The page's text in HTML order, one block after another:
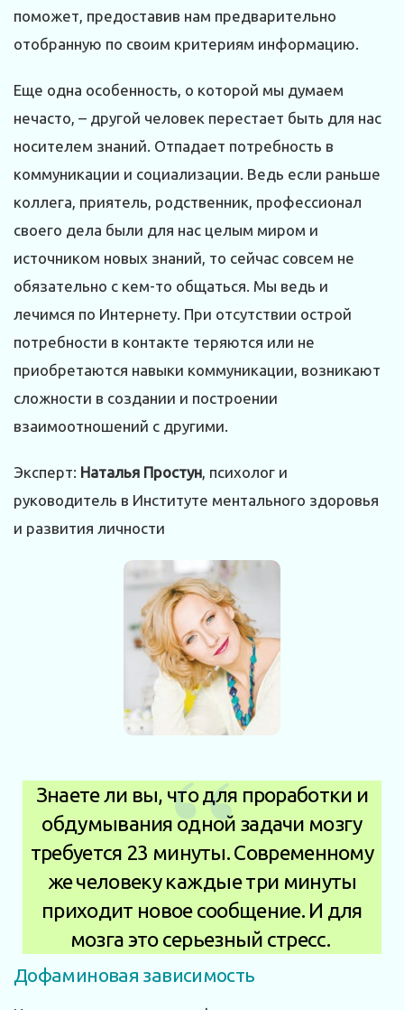
поможет, предоставив нам предварительно
отобранную по своим критериям информацию.
Еще одна особенность, о которой мы думаем
нечасто, – другой человек перестает быть для нас
носителем знаний. Отпадает потребность в
коммуникации и социализации. Ведь если раньше
коллега, приятель, родственник, профессионал
своего дела были для нас целым миром и
источником новых знаний, то сейчас совсем не
обязательно с кем-то общаться. Мы ведь и
лечимся по Интернету. При отсутствии острой
потребности в контакте теряются или не
приобретаются навыки коммуникации, возникают
сложности в создании и построении
взаимоотношений с другими.
Эксперт: Наталья Простун, психолог и
руководитель в Институте ментального здоровья
и развития личности
Знаете ли вы, что для проработки и
обдумывания одной задачи мозгу
требуется 23 минуты. Современному
же человеку каждые три минуты
приходит новое сообщение. И для
мозга это серьезный стресс.
Дофаминовая зависимость